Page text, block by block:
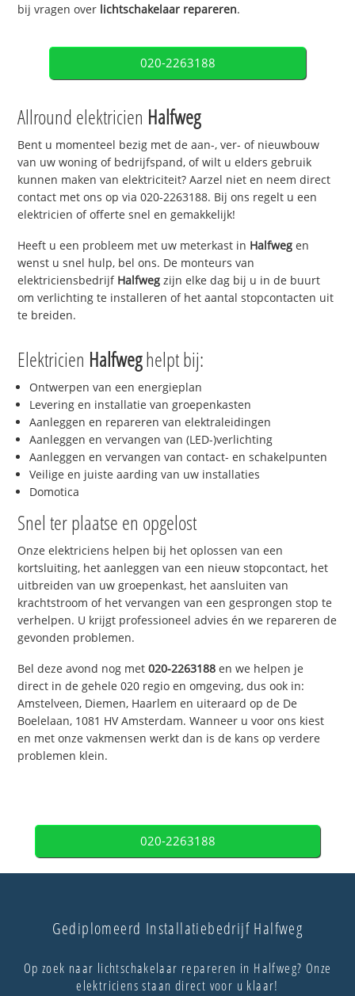
bij vragen over lichtschakelaar repareren.
020-2263188
Allround elektricien Halfweg
Bent u momenteel bezig met de aan-, ver- of nieuwbouw
van uw woning of bedrijfspand, of wilt u elders gebruik
kunnen maken van elektriciteit? Aarzel niet en neem direct
contact met ons op via 020-2263188. Bij ons regelt u een
elektricien of offerte snel en gemakkelijk!
Heeft u een probleem met uw meterkast in Halfweg en
wenst u snel hulp, bel ons. De monteurs van
elektriciensbedrijf Halfweg zijn elke dag bij u in de buurt
om verlichting te installeren of het aantal stopcontacten uit
te breiden.
Elektricien Halfweghelpt bij:
Ontwerpen van een energieplan
Levering en installatie van groepenkasten
Aanleggen en repareren van elektraleidingen
Aanleggen en vervangen van (LED-)verlichting
Aanleggen en vervangen van contact- en schakelpunten
Veilige en juiste aarding van uw installaties
Domotica
Snel ter plaatse en opgelost
Onze elektriciens helpen bij het oplossen van een
kortsluiting, het aanleggen van een nieuw stopcontact, het
uitbreiden van uw groepenkast, het aansluiten van
krachtstroom of het vervangen van een gesprongen stop te
verhelpen. U krijgt professioneel advies én we repareren de
gevonden problemen.
Bel deze avond nog met020-2263188 en we helpen je
direct in de gehele 020 regio en omgeving, dus ook in:
Amstelveen, Diemen, Haarlem en uiteraard op de De
Boelelaan, 1081 HV Amsterdam. Wanneer u voor ons kiest
en met onze vakmensen werkt dan is de kans op verdere
problemen klein.
020-2263188
Gediplomeerd Installatiebedrijf Halfweg
Op zoek naar lichtschakelaar repareren in Halfweg? Onze
elektriciens staan direct voor u klaar!